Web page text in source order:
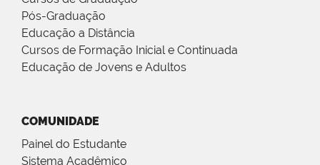
Pós-Graduação
Educação a Distância
Cursos de Formação Inicial e Continuada
Educação de Jovens e Adultos
COMUNIDADE
Painel do Estudante
Sistema Acadêmico